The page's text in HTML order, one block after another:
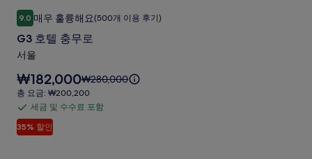
대
점
사
갤
러
리
금
대
세
한
정
료
포
함
G3
호
텔
충
무
로
사
진
9.010점 만점 중 9.0점, 매우 훌륭해요, (500개 이용 후기)
매우 훌륭해요(500개 이용 후기)
G3 호텔 충무로
서울
35% 할인
요
금
은
₩182,000
입
니
₩182,000요
금
은
₩280,000
총
요
금:
₩200,200
총 요금: ₩200,200
세
금
세금 및 수수료 포함
G3 호텔 충무로